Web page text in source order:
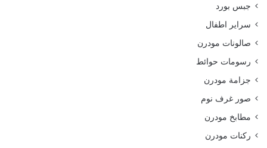
جبس بورد
سراير اطفال
صالونات مودرن
رسومات حوائط
جزامة مودرن
صور غرف نوم
مطابخ مودرن
ركنات مودرن